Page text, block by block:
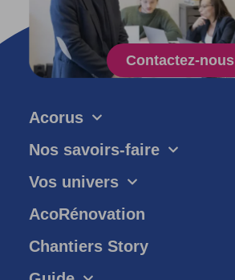
Contactez-nous
Acorus
Nos savoirs-faire
Vos univers
AcoRénovation
Chantiers Story